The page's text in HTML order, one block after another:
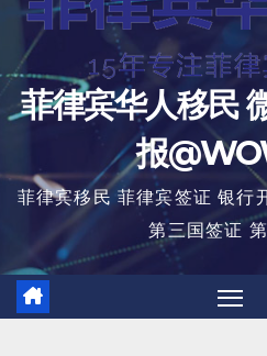
菲律宾华人移民
报
菲律宾移民 菲律宾签证 银行
第三国签证